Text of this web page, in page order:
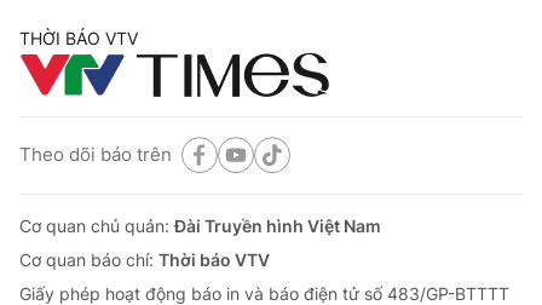
THỜI BÁO VTV
Theo dõi báo trên
Cơ quan chủ quản:Đài Truyền hình Việt Nam
Cơ quan báo chí: Thời báo VTV
Giấy phép hoạt động báo in và báo điện tử số 483/GP-BTTTT